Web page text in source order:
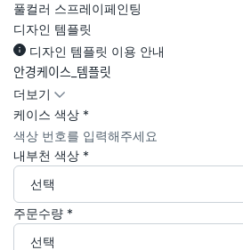
풀컬러 스프레이페인팅
디자인 템플릿
디자인 템플릿 이용 안내
안경케이스_템플릿
더보기
케이스 색상 *
내부천 색상 *
선택
주문수량 *
선택